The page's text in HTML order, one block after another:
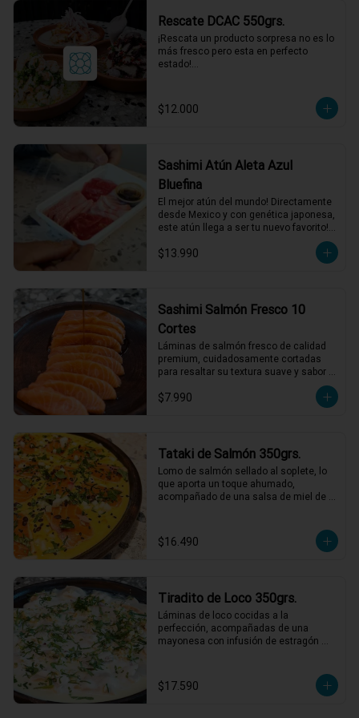
Rescate DCAC 550grs.
¡Rescata un producto sorpresa no es lo
más fresco pero esta en perfecto
estado!
caducidad el mismo día o al día
siguiente.
$12.000
Sashimi Atún Aleta Azul
Bluefina
El mejor atún del mundo! Directamente
desde Mexico y con genética japonesa,
este atún llega a ser tu nuevo favorito!
seleccionados.
$13.990
Sashimi Salmón Fresco 10
Cortes
Láminas de salmón fresco de calidad
premium, cuidadosamente cortadas
para resaltar su textura suave y sabor
natural. Perfecto para disfrutar solo o
acompañado de salsa de soya.
$7.990
Tataki de Salmón 350grs.
Lomo de salmón sellado al soplete, lo
que aporta un toque ahumado,
acompañado de una salsa de miel de
maracuyá y sesamo tostadas.
$16.490
Tiradito de Loco 350grs.
Láminas de loco cocidas a la
perfección, acompañadas de una
mayonesa con infusión de estragón
lleno de sabor y tradición. ¡Un platillo
que no te querrás perder! 🍽️🌿
$17.590